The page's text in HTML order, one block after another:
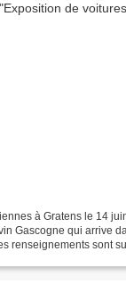
à Gratens le 14
Gascogne qui arrive
renseignements sont